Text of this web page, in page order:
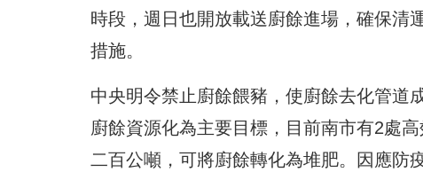
時段，週日也開放載送廚餘進場，確保清
措施。
中央明令禁止廚餘餵豬，使廚餘去化管道
廚餘資源化為主要目標，目前南市有2處
二百公噸，可將廚餘轉化為堆肥。因應防